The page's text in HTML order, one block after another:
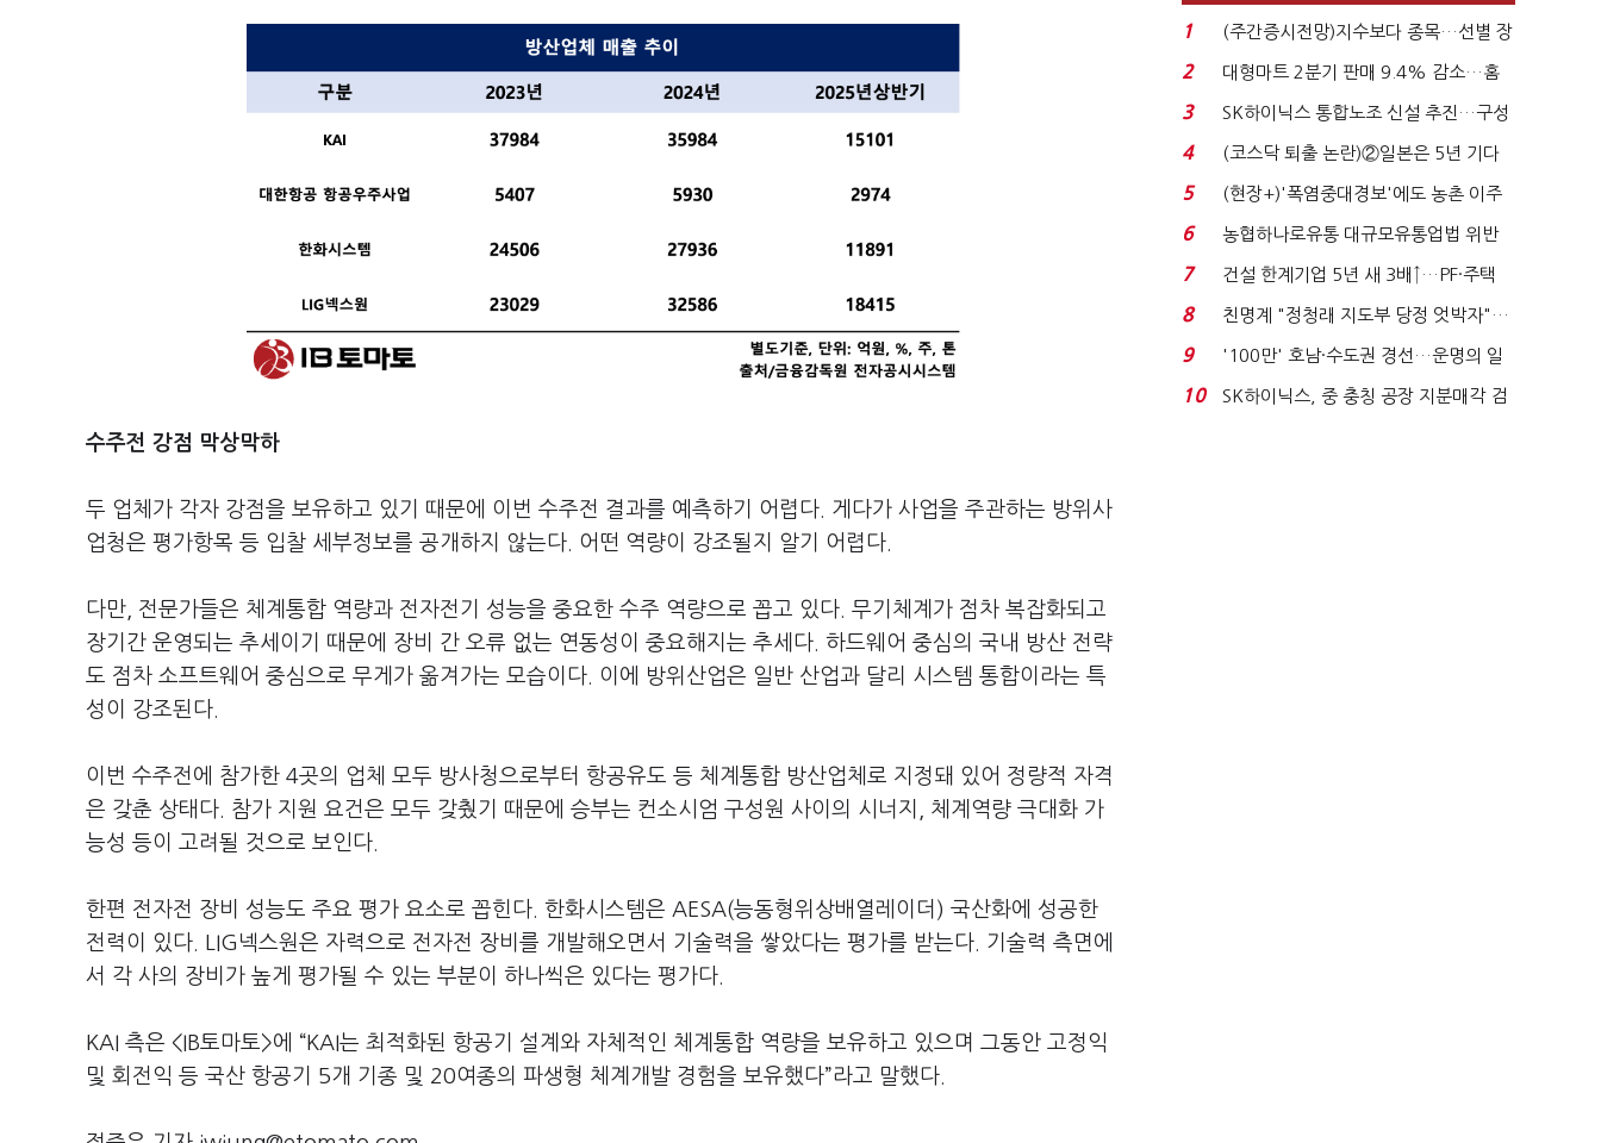
수주전 강점 막상막하
두 업체가 각자 강점을 보유하고 있기 때문에 이번 수주전 결과를 예측하기 어렵다. 게다가 사업을 주관하는 방위사
업청은 평가항목 등 입찰 세부정보를 공개하지 않는다. 어떤 역량이 강조될지 알기 어렵다.
다만, 전문가들은 체계통합 역량과 전자전기 성능을 중요한 수주 역량으로 꼽고 있다. 무기체계가 점차 복잡화되고
장기간 운영되는 추세이기 때문에 장비 간 오류 없는 연동성이 중요해지는 추세다. 하드웨어 중심의 국내 방산 전략
도 점차 소프트웨어 중심으로 무게가 옮겨가는 모습이다. 이에 방위산업은 일반 산업과 달리 시스템 통합이라는 특
성이 강조된다.
이번 수주전에 참가한 4곳의 업체 모두 방사청으로부터 항공유도 등 체계통합 방산업체로 지정돼 있어 정량적 자격
은 갖춘 상태다. 참가 지원 요건은 모두 갖췄기 때문에 승부는 컨소시엄 구성원 사이의 시너지, 체계역량 극대화 가
능성 등이 고려될 것으로 보인다.
한편 전자전 장비 성능도 주요 평가 요소로 꼽힌다. 한화시스템은 AESA(능동형위상배열레이더) 국산화에 성공한
전력이 있다. LIG넥스원은 자력으로 전자전 장비를 개발해오면서 기술력을 쌓았다는 평가를 받는다. 기술력 측면에
서 각 사의 장비가 높게 평가될 수 있는 부분이 하나씩은 있다는 평가다.
KAI 측은 <IB토마토>에 “KAI는 최적화된 항공기 설계와 자체적인 체계통합 역량을 보유하고 있으며 그동안 고정익
및 회전익 등 국산 항공기 5개 기종 및 20여종의 파생형 체계개발 경험을 보유했다”라고 말했다.
1
(주간증시전망)지수보다 종목…선별 장
세 이어진다...
2
대형마트 2분기 판매 9.4% 감소…홈
플러스 사태 여파...
3
SK하이닉스 통합노조 신설 추진…구성
원 간 성과급 불...
4
(코스닥 퇴출 논란)②일본은 5년 기다
려주는데 우리는 ...
5
(현장+)'폭염중대경보'에도 농촌 이주
노동자는 강행군…'야...
6
농협하나로유통 대규모유통업법 위반
적발…공정위, 과...
7
건설 한계기업 5년 새 3배↑…PF·주택
침체에 재무 ...
8
친명계 "정청래 지도부 당정 엇박자"…
친청계 "신천지 오...
9
'100만' 호남·수도권 경선…운명의 일
주일
10
SK하이닉스, 중 충칭 공장 지분매각 검